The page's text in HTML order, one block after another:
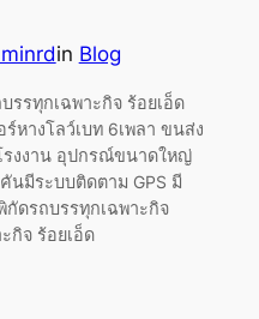
in Blog
รรทุกเฉพาะกิจ ร้อยเอ็ด
หางโลว์เบท 6เพลา ขนส่ง
รงงาน อุปกรณ์ขนาดใหญ่
นมีระบบติดตาม GPS มี
ดรถบรรทุกเฉพาะกิจ
กิจ ร้อยเอ็ด